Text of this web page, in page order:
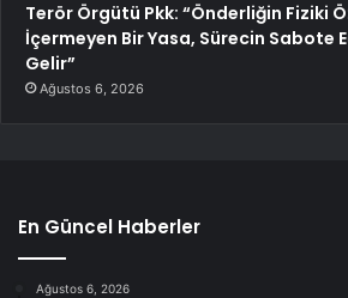
Terör Örgütü Pkk: “Önderliğin Fiziki
İçermeyen Bir Yasa, Sürecin Sabote
Gelir”
Ağustos 6, 2026
En Güncel Haberler
Ağustos 6, 2026